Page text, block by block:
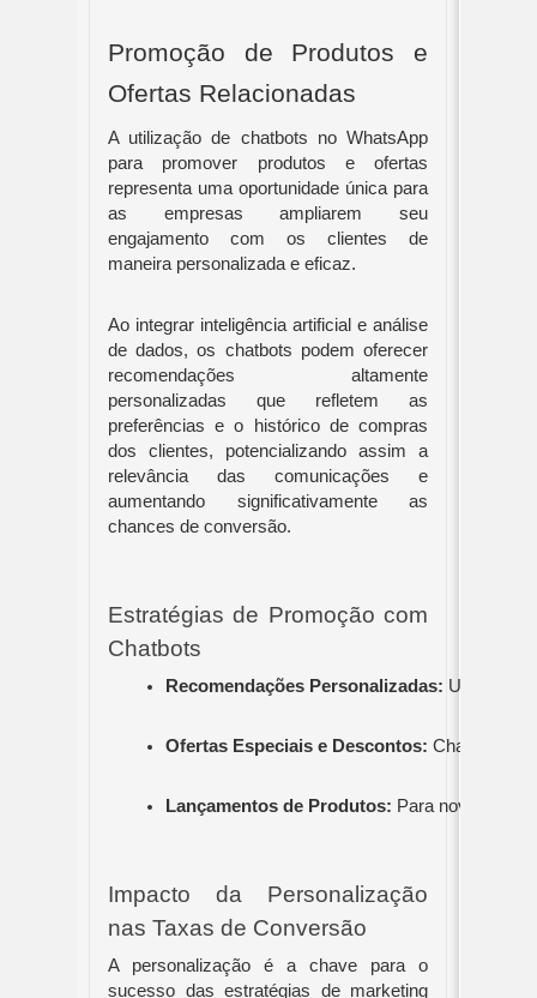
Promoção de Produtos e
Ofertas Relacionadas
A utilização de chatbots no WhatsApp
para promover produtos e ofertas
representa uma oportunidade única para
as empresas ampliarem seu
engajamento com os clientes de
maneira personalizada e eficaz.
Ao integrar inteligência artificial e análise
de dados, os chatbots podem oferecer
recomendações altamente
personalizadas que refletem as
preferências e o histórico de compras
dos clientes, potencializando assim a
relevância das comunicações e
aumentando significativamente as
chances de conversão.
Estratégias de Promoção com
Chatbots
Recomendações Personalizadas: Utilizando
Ofertas Especiais e Descontos: Chatbots
Lançamentos de Produtos: Para novos
Impacto da Personalização
nas Taxas de Conversão
A personalização é a chave para o
sucesso das estratégias de marketing